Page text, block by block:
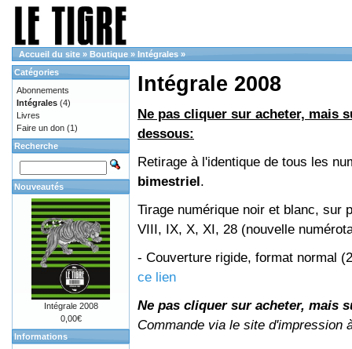
Accueil du site » Boutique » Intégrales »
Intégrale 2008
Ne pas cliquer sur acheter, mais
dessous:
Retirage à l'identique de tous les
bimestriel.
Tirage numérique noir et blanc, sur
VIII, IX, X, XI, 28 (nouvelle
- Couverture rigide, format normal
ce lien
Ne pas cliquer sur acheter, mais
Commande via le site d'impression
Catégories
Abonnements
Intégrales (4)
Livres
Faire un don (1)
Recherche
Nouveautés
Intégrale 2008
0,00€
Informations